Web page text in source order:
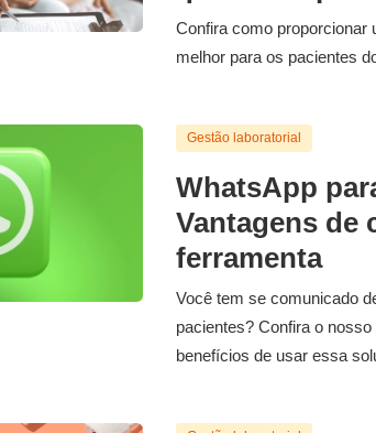
Confira como proporcionar
melhor para os pacientes
Gestão laboratorial
WhatsApp
Vantagens de
ferramenta
Você tem se comunicado
pacientes? Confira o
benefícios de usar essa